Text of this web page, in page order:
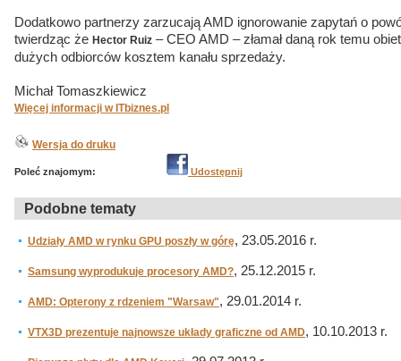
Dodatkowo partnerzy zarzucają AMD ignorowanie zapytań o
twierdząc że Hector Ruiz – CEO AMD – złamał daną rok temu
dużych odbiorców kosztem kanału sprzedaży.
Michał Tomaszkiewicz
Więcej informacji w ITbiznes.pl
Wersja do druku
Poleć znajomym: Udostępnij
Podobne tematy
Udziały AMD w rynku GPU poszły w górę, 23.05.2016 r.
Samsung wyprodukuje procesory AMD?, 25.12.2015 r.
AMD: Opterony z rdzeniem "Warsaw", 29.01.2014 r.
VTX3D prezentuje najnowsze układy graficzne od AMD, 10.10.2013 r.